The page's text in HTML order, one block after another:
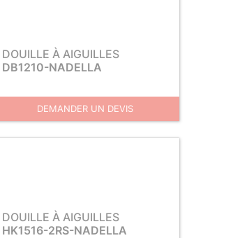
DOUILLE À AIGUILLES
DB1210-NADELLA
DEMANDER UN DEVIS
DOUILLE À AIGUILLES
HK1516-2RS-NADELLA